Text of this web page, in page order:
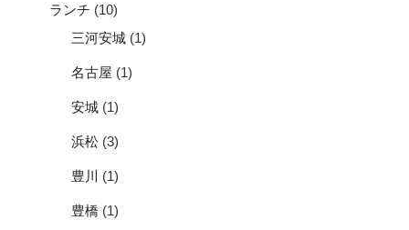
ランチ (10)
三河安城 (1)
名古屋 (1)
安城 (1)
浜松 (3)
豊川 (1)
豊橋 (1)